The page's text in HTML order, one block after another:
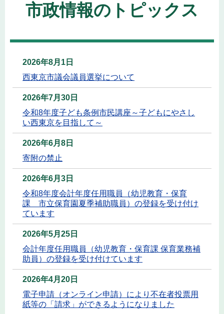
市政情報のトピックス
2026年8月1日
西東京市議会議員選挙について
2026年7月30日
令和8年度子ども条例市民講座～子どもにやさし
い西東京を目指して～
2026年6月8日
寄附の禁止
2026年6月3日
令和8年度会計年度任用職員（幼児教育・保育
課 市立保育園夏季補助職員）の登録を受け付け
ています
2026年5月25日
会計年度任用職員（幼児教育・保育課 保育業務補
助員）の登録を受け付けています
2026年4月20日
電子申請（オンライン申請）により不在者投票用
紙等の「請求」ができるようになりました